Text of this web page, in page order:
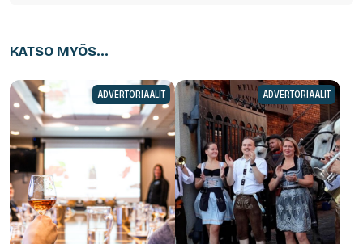
KATSO MYÖS...
ADVERTORIAALIT ADVERTORIAALIT